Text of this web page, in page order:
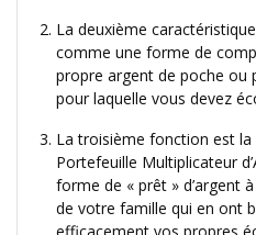
La deuxième
comme une forme de
propre argent de poche ou
pour laquelle vous devez
La troisième fonction est la
Portefeuille Multiplicateur
forme de « prêt » d’argent
de votre famille qui en ont
efficacement vos propres